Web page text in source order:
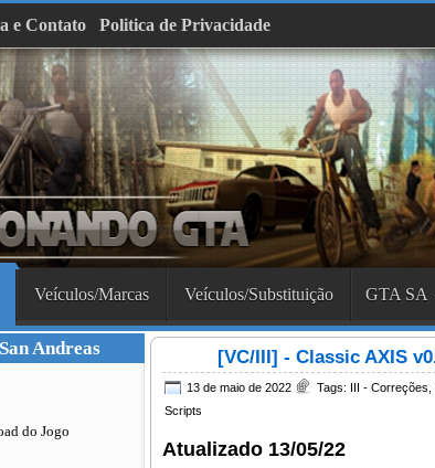
e Contato Politica de Privacidade
Veículos/Marcas Veículos/Substituição GTA SA
Andreas
do Jogo
[VC/III] - Classic AXIS
13 de maio de 2022 Tags: III - Correções
Scripts
Atualizado 13/05/22